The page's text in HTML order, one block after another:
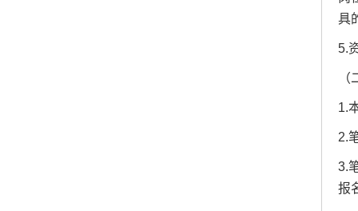
具
5.
1.
2.
3.
报